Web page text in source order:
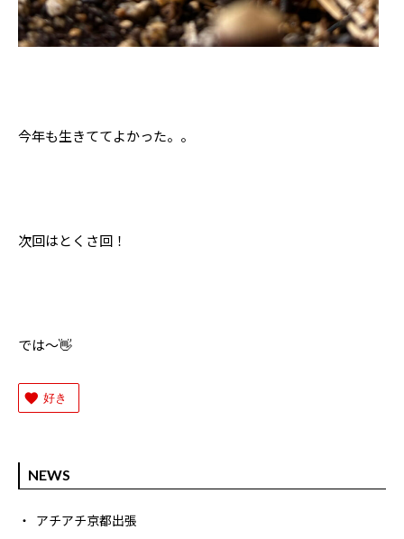
今年も生きててよかった。。
次回はとくさ回！
では〜👋
好き
NEWS
アチアチ京都出張